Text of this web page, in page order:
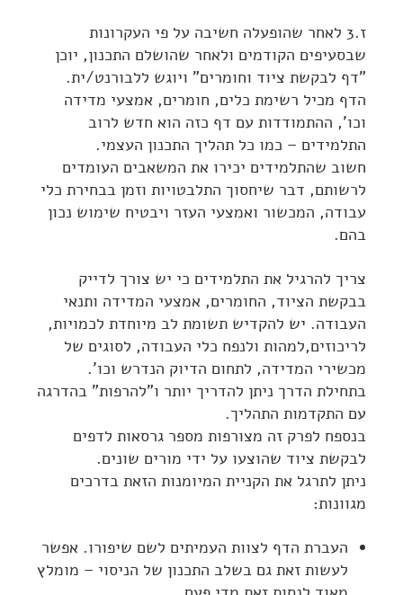
ז.3 לאחר שהופעלה חשיבה על פי העקרונות
שבסעיפים הקודמים ולאחר שהושלם התכנון, יוכן
"דף לבקשת ציוד וחומרים" ויוגש ללבורנט/ית.
הדף מכיל רשימת כלים, חומרים, אמצעי מדידה
וכו', ההתמודדות עם דף כזה הוא חדש לרוב
התלמידים – כמו כל תהליך התכנון העצמי.
חשוב שהתלמידים יכירו את המשאבים העומדים
לרשותם, דבר שיחסוך התלבטויות וזמן בבחירת כלי
עבודה, המכשור ואמצעי העזר ויבטיח שימוש נכון
בהם.
צריך להרגיל את התלמידים כי יש צורך לדייק
בבקשת הציוד, החומרים, אמצעי המדידה ותנאי
העבודה. יש להקדיש תשומת לב מיוחדת לכמויות,
לריכוזים,למהות ולנפח כלי העבודה, לסוגים של
מכשירי המדידה, לתחום הדיוק הנדרש וכו'.
בתחילת הדרך ניתן להדריך יותר ו"להרפות" בהדרגה
עם התקדמות התהליך.
בנספח לפרק זה מצורפות מספר גרסאות לדפים
לבקשת ציוד שהוצעו על ידי מורים שונים.
ניתן לתרגל את הקניית המיומנות הזאת בדרכים
מגוונות:
העברת הדף לצוות העמיתים לשם שיפורו. אפשר
לעשות זאת גם בשלב התכנון של הניסוי – מומלץ